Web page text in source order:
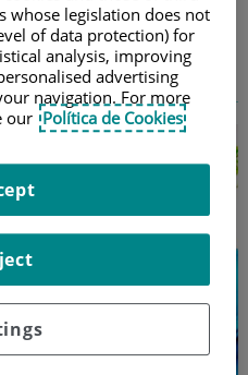
whose legislation does not
of data protection) for
analysis, improving
advertising
navigation. For more
our Política de Cookies